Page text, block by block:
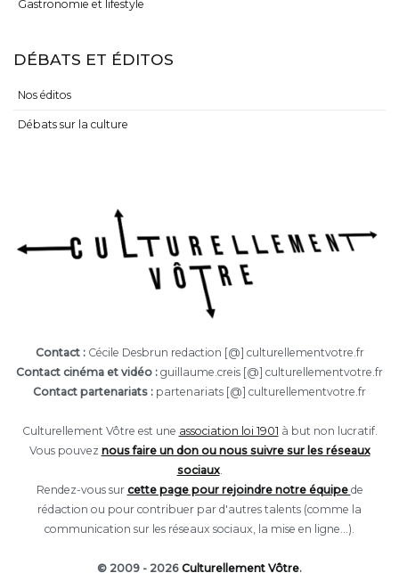
Gastronomie et lifestyle
DÉBATS ET ÉDITOS
Nos éditos
Débats sur la culture
Contact :Cécile Desbrun redaction [@] culturellementvotre.fr
Contact cinéma et vidéo : guillaume.creis [@] culturellementvotre.fr
Contact partenariats : partenariats [@] culturellementvotre.fr
Culturellement Vôtre est une association loi 1901 à but non lucratif.
Vous pouvez nous faire un don ou nous suivre sur les réseaux
sociaux.
Rendez-vous sur cette page pour rejoindre notre équipe de
rédaction ou pour contribuer par d'autres talents (comme la
communication sur les réseaux sociaux, la mise en ligne...).
© 2009 - 2026 Culturellement Vôtre.